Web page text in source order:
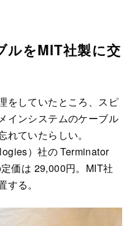
ルをMIT社製に交
をしていたところ、スピ
インシステムのケーブル
ていたらしい。
）社の Terminator
価は 29,000円。MIT社
る。